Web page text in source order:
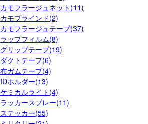
カモフラージュネット(11)
カモブラインド(2)
カモフラージュテープ(37)
ラップフィルム(8)
グリップテープ(19)
ダクトテープ(6)
布ガムテープ(4)
IDホルダー(13)
ケミカルライト(4)
ラッカースプレー(11)
ステッカー(55)